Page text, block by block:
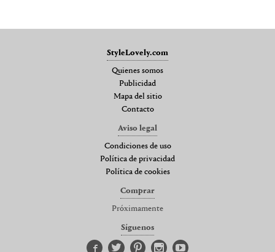
StyleLovely.com
Quienes somos
Publicidad
Mapa del sitio
Contacto
Aviso legal
Condiciones de uso
Política de privacidad
Política de cookies
Comprar
Próximamente
Síguenos